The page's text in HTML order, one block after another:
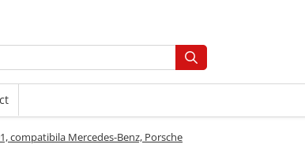
compatibila Mercedes-Benz, Porsche